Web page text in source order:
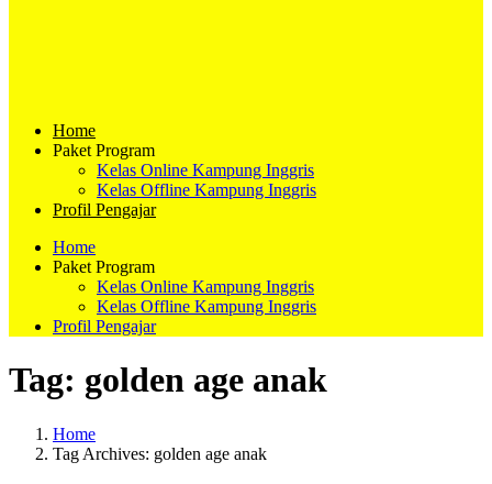
Home
Paket Program
Kelas Online Kampung Inggris
Kelas Offline Kampung Inggris
Profil Pengajar
Home
Paket Program
Kelas Online Kampung Inggris
Kelas Offline Kampung Inggris
Profil Pengajar
Tag: golden age anak
Home
Tag Archives: golden age anak